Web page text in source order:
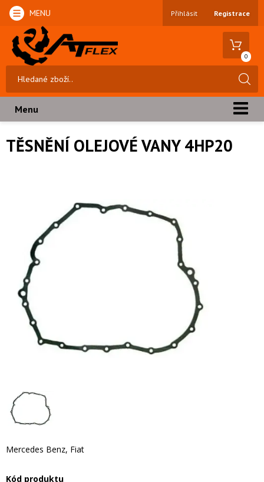
MENU Přihlásit Registrace
0
Menu
TĚSNĚNÍ OLEJOVÉ VANY 4HP20
Mercedes Benz, Fiat
Kód produktu